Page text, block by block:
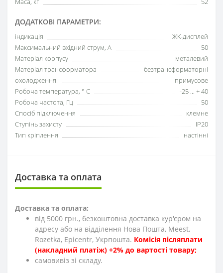
ДОДАТКОВІ ПАРАМЕТРИ:
індикація
ЖК-дисплей
Максимальний вхідний струм, А
50
Матеріал корпусу
металевий
Матеріал трансформатора
безтрансформаторні
охолодження:
примусове
Робоча температура, ° С
-25 ... + 40
Робоча частота, Гц
50
Спосіб підключення
клемне
Ступінь захисту
IP20
Тип кріплення
настінні
Доставка та оплата
Доставка та оплата:
від 5000 грн., безкоштовна доставка кур'єром на
адресу або на відділення Нова Пошта, Meest,
Rozetka, Epicentr, Укрпошта. Комісія післяплати
(накладний платіж) +2% до вартості товару;
cамовивіз зі складу.